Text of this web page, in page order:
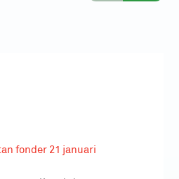
fonder 21 januari